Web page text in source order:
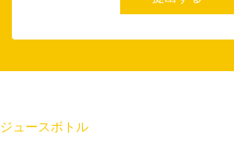
ジュースボトル